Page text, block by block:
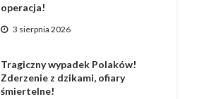
operacja!
3 sierpnia 2026
Tragiczny wypadek Polaków!
Zderzenie z dzikami, ofiary
śmiertelne!